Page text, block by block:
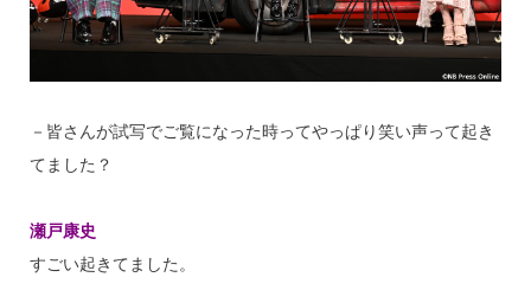
－皆さんが試写でご覧になった時ってやっぱり笑い声って起き
てました？
瀬戸康史
すごい起きてました。